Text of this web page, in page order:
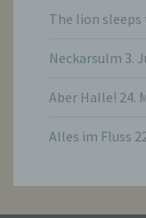
The lion
Neckarsulm 3.
Aber Halle! 24.
Alles im Fluss
einer
sie mit der
ist.